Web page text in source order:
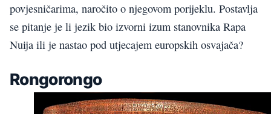
povjesničarima, naročito o njegovom porijeklu. Postavlja
se pitanje je li jezik bio izvorni izum stanovnika Rapa
Nuija ili je nastao pod utjecajem europskih osvajača?
Rongorongo